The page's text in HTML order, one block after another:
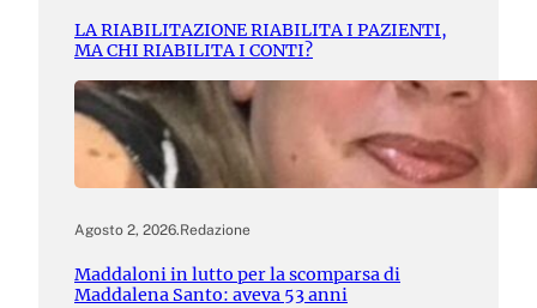
LA RIABILITAZIONE RIABILITA I PAZIENTI,
MA CHI RIABILITA I CONTI?
Agosto 2, 2026.Redazione
Maddaloni in lutto per la scomparsa di
Maddalena Santo: aveva 53 anni